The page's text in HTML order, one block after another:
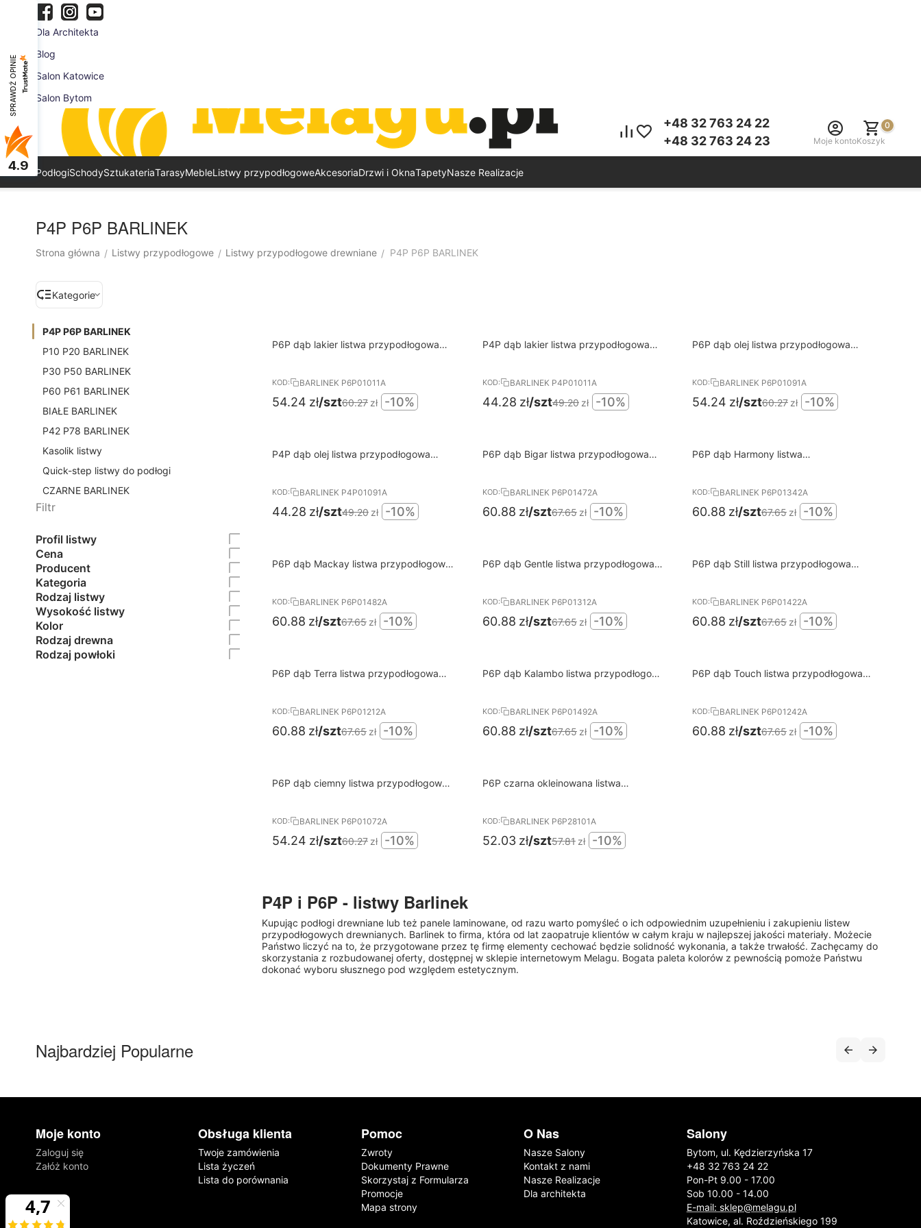
Dla Architekta
Blog
Salon Katowice
Salon Bytom
+48 32 763 24 22
+48 32 763 24 23
Moje konto
0
Koszyk
PodłogiSchodySztukateriaTarasyMebleListwy przypodłogoweAkcesoriaDrzwi i OknaTapetyNasze Realizacje
P4P P6P BARLINEK
Strona główna / Listwy przypodłogowe / Listwy przypodłogowe drewniane / P4P P6P BARLINEK
Kategorie
P4P P6P BARLINEK
P10 P20 BARLINEK
P30 P50 BARLINEK
P60 P61 BARLINEK
BIAŁE BARLINEK
P42 P78 BARLINEK
Kasolik listwy
Quick-step listwy do podłogi
CZARNE BARLINEK
Filtr
Profil listwy
Cena
Producent
Kategoria
Rodzaj listwy
Wysokość listwy
Kolor
Rodzaj drewna
Rodzaj powłoki
P4P i P6P - listwy Barlinek
Kupując podłogi drewniane lub też panele laminowane, od razu warto pomyśleć o ich odpowiednim uzupełnieniu i zakupieniu listew
przypodłogowych drewnianych. Barlinek to firma, która od lat zaopatruje klientów w całym kraju w najlepszej jakości materiały. Możecie
Państwo liczyć na to, że przygotowane przez tę firmę elementy cechować będzie solidność wykonania, a także trwałość. Zachęcamy do
skorzystania z rozbudowanej oferty, dostępnej w sklepie internetowym Melagu. Bogata paleta kolorów z pewnością pomoże Państwu
dokonać wyboru słusznego pod względem estetycznym.
10%
P6P dąb lakier listwa przypodłogowa
KOD: BARLINEK P6P01011A
54.24 zł/szt60.27 zł -10%
10%
P4P dąb lakier listwa przypodłogowa
KOD: BARLINEK P4P01011A
44.28 zł/szt49.20 zł -10%
10%
P6P dąb olej listwa przypodłogowa
KOD: BARLINEK P6P01091A
54.24 zł/szt60.27 zł -10%
10%
P4P dąb olej listwa przypodłogowa
KOD: BARLINEK P4P01091A
44.28 zł/szt49.20 zł -10%
10%
P6P dąb Bigar listwa przypodłogowa
KOD: BARLINEK P6P01472A
60.88 zł/szt67.65 zł -10%
10%
P6P dąb Harmony listwa
KOD: BARLINEK P6P01342A
60.88 zł/szt67.65 zł -10%
10%
P6P dąb Mackay listwa przypodłogowa
KOD: BARLINEK P6P01482A
60.88 zł/szt67.65 zł -10%
10%
P6P dąb Gentle listwa przypodłogowa
KOD: BARLINEK P6P01312A
60.88 zł/szt67.65 zł -10%
10%
P6P dąb Still listwa przypodłogowa
KOD: BARLINEK P6P01422A
60.88 zł/szt67.65 zł -10%
10%
P6P dąb Terra listwa przypodłogowa
KOD: BARLINEK P6P01212A
60.88 zł/szt67.65 zł -10%
10%
P6P dąb Kalambo listwa przypodłogowa
KOD: BARLINEK P6P01492A
60.88 zł/szt67.65 zł -10%
10%
P6P dąb Touch listwa przypodłogowa
KOD: BARLINEK P6P01242A
60.88 zł/szt67.65 zł -10%
10%
P6P dąb ciemny listwa przypodłogowa
KOD: BARLINEK P6P01072A
54.24 zł/szt60.27 zł -10%
10%
P6P czarna okleinowana listwa
KOD: BARLINEK P6P28101A
52.03 zł/szt57.81 zł -10%
Najbardziej Popularne
Moje konto
Zaloguj się
Załóż konto
Obsługa klienta
Twoje zamówienia
Lista życzeń
Lista do porównania
Pomoc
Zwroty
Dokumenty Prawne
Skorzystaj z Formularza
Promocje
Mapa strony
O Nas
Nasze Salony
Kontakt z nami
Nasze Realizacje
Dla architekta
Salony
Bytom, ul. Kędzierzyńska 17
+48 32 763 24 22
Pon-Pt 9.00 - 17.00
Sob 10.00 - 14.00
E-mail: sklep@melagu.pl
Katowice, al. Roździeńskiego 199
SPRAWDŹ OPINIE
4.9